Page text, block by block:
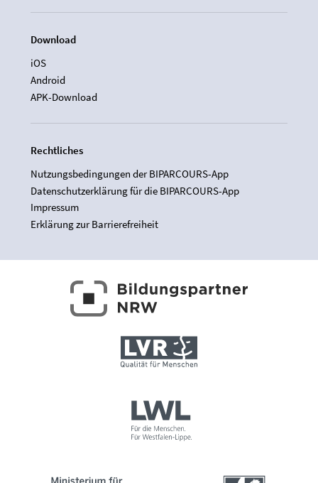
Download
iOS
Android
APK-Download
Rechtliches
Nutzungsbedingungen der BIPARCOURS-App
Datenschutzerklärung für die BIPARCOURS-App
Impressum
Erklärung zur Barrierefreiheit